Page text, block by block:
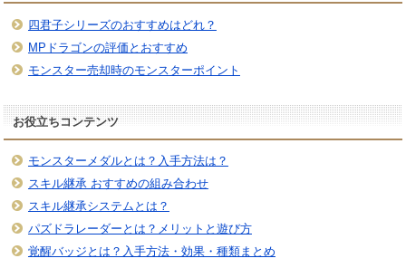
四君子シリーズのおすすめはどれ？
MPドラゴンの評価とおすすめ
モンスター売却時のモンスターポイント
お役立ちコンテンツ
モンスターメダルとは？入手方法は？
スキル継承 おすすめの組み合わせ
スキル継承システムとは？
パズドラレーダーとは？メリットと遊び方
覚醒バッジとは？入手方法・効果・種類まとめ